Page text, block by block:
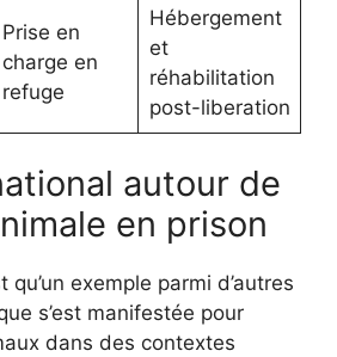
Prise en
charge en
refuge
Hébergement
et
réhabilitation
post-liberation
autour de
en prison
qu’un exemple parmi d’autres
s’est manifestée pour
dans des contextes